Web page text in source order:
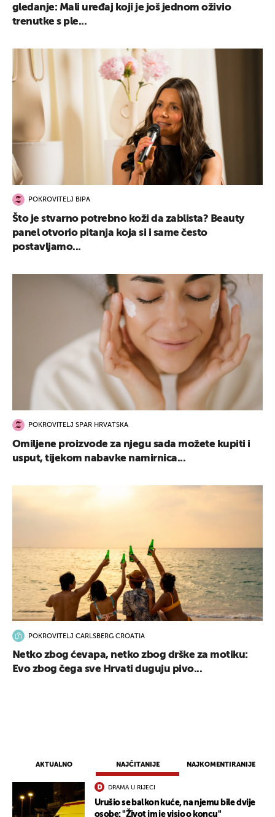
AKTUALNO NAJČITANIJE NAJKOMENTIRANIJE
DRAMA U RIJECI
Urušio se balkon kuće, na njemu bile dvije
osobe: "Život im je visio o koncu"
gledanje: Mali uređaj koji je još jednom oživio
trenutke s ple...
POKROVITELJ BIPA
Što je stvarno potrebno koži da zablista? Beauty
panel otvorio pitanja koja si i same često
postavljamo...
POKROVITELJ SPAR HRVATSKA
Omiljene proizvode za njegu sada možete kupiti i
usput, tijekom nabavke namirnica...
POKROVITELJ CARLSBERG CROATIA
Netko zbog ćevapa, netko zbog drške za motiku:
Evo zbog čega sve Hrvati duguju pivo...